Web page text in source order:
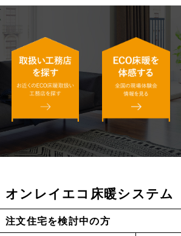
オンレイエコ床暖システム
注文住宅を検討中の方